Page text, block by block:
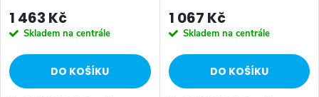
1 463 Kč
Skladem na centrále
DO KOŠÍKU
1 067 Kč
Skladem na centrále
DO KOŠÍKU